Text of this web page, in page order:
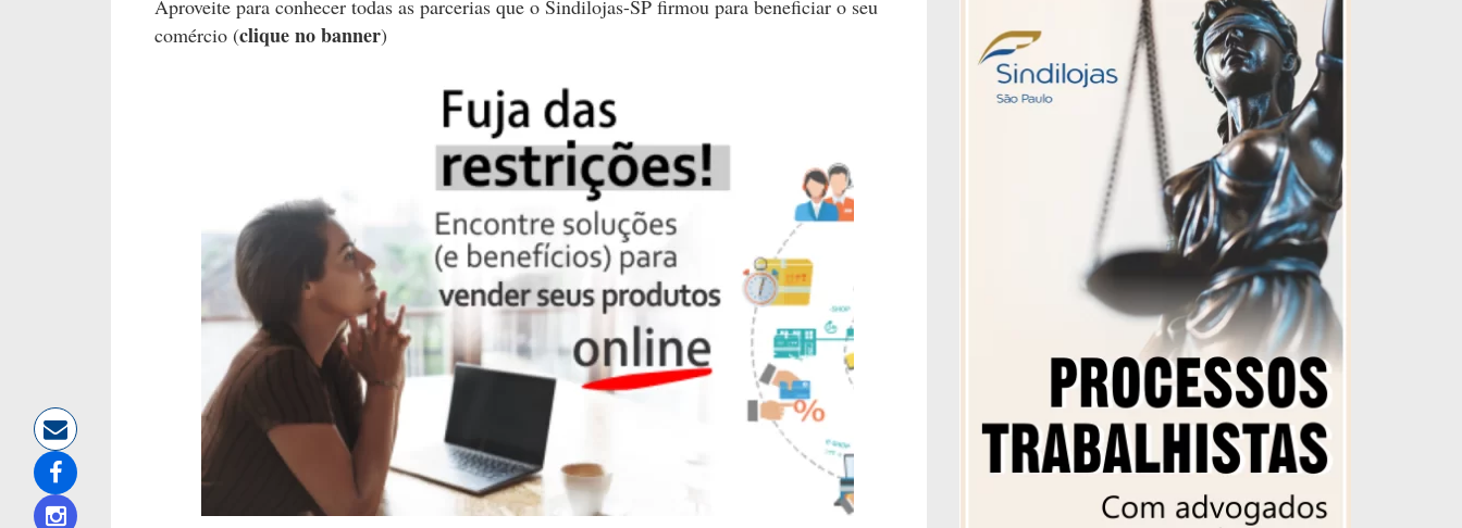
Aproveite para conhecer todas as parcerias que o Sindilojas-SP firmou para beneficiar o seu
comércio (clique no banner)